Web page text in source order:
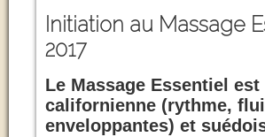
Initiation au Massage
2017
Le Massage Essentiel
californienne (rythme,
enveloppantes) et